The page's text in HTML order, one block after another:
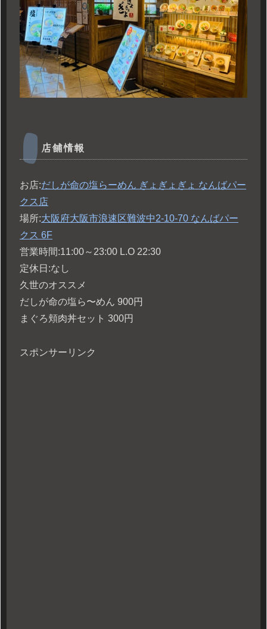
店舗情報
お店:だしが命の塩らーめん ぎょぎょぎょ なんばパー
クス店
場所:大阪府大阪市浪速区難波中2-10-70 なんばパー
クス 6F
営業時間:11:00～23:00 L.O 22:30
定休日:なし
久世のオススメ
だしが命の塩ら〜めん 900円
まぐろ頬肉丼セット 300円
スポンサーリンク